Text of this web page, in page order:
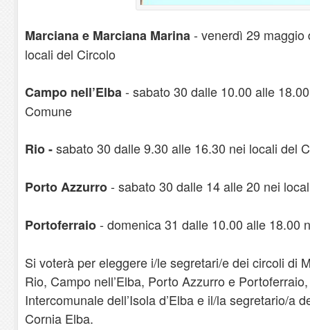
Marciana e Marciana Marina- venerdì 29 maggio
locali del Circolo
Campo nell’Elba- sabato 30 dalle 10.00 alle
Comune
Rio -sabato 30 dalle 9.30 alle 16.30 nei locali del
Porto Azzurro- sabato 30 dalle 14 alle 20 nei
Portoferraio- domenica 31 dalle 10.00 alle 18.00
Si voterà per eleggere i/le segretari/e dei circoli di
Rio, Campo nell’Elba, Porto Azzurro e
Intercomunale dell’Isola d’Elba e il/la segretario/a
Cornia Elba.